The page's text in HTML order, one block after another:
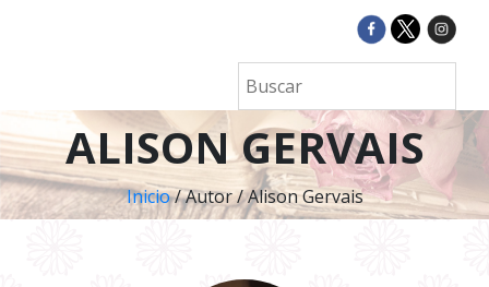
ALISON GERVAIS
Inicio/ Autor / Alison Gervais